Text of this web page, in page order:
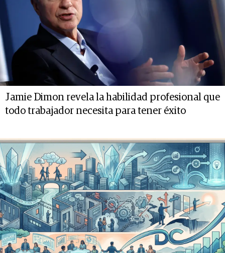
Jamie Dimon revela la habilidad profesional que
todo trabajador necesita para tener éxito